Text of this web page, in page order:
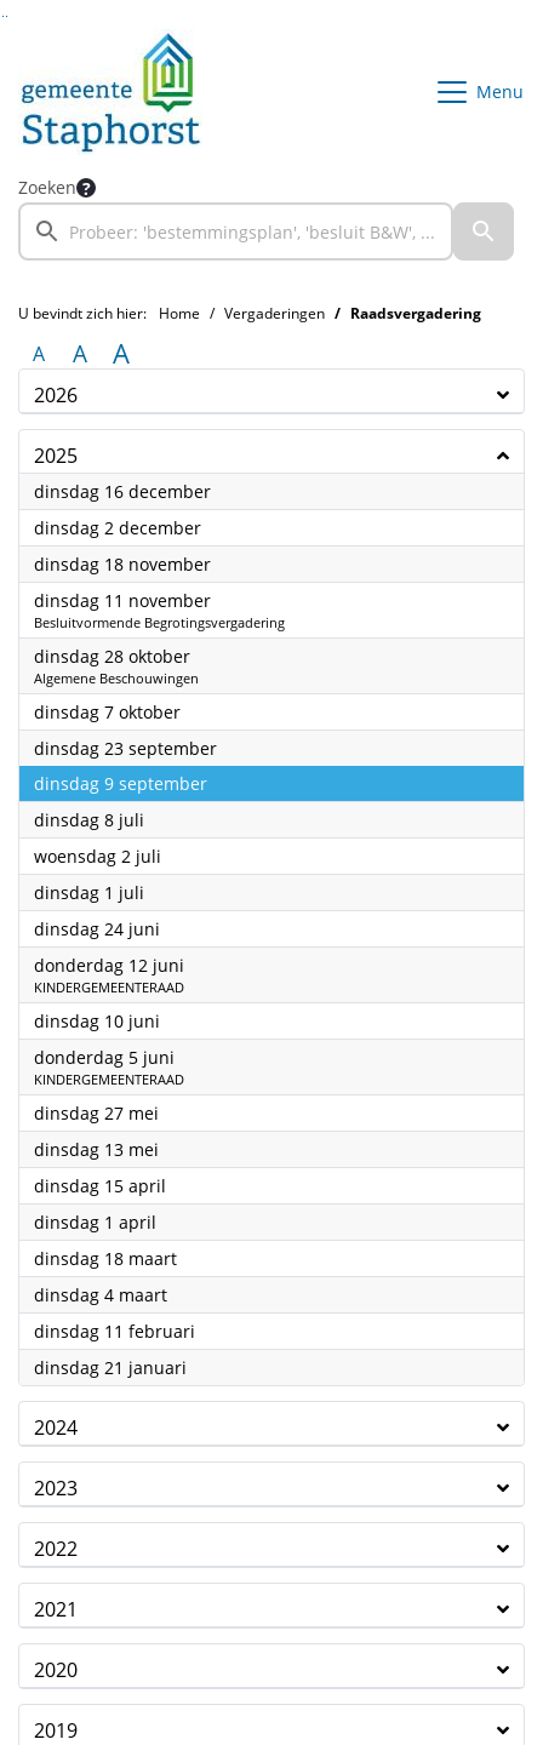
Ga naar de inhoud van deze pagina
Menu
Zoeken
U bevindt zich hier: Home Vergaderingen Raadsvergadering
A A A
2026
2025
dinsdag 16 december2025
dinsdag 2 december2025
dinsdag 18 november2025
dinsdag 11 november2025
Besluitvormende Begrotingsvergadering
dinsdag 28 oktober2025
Algemene Beschouwingen
dinsdag 7 oktober2025
dinsdag 23 september2025
dinsdag 9 september2025
dinsdag 8 juli
woensdag 2 juli
dinsdag 1 juli
dinsdag 24 juni
donderdag 12 juni
KINDERGEMEENTERAAD
dinsdag 10 juni
donderdag 5 juni
KINDERGEMEENTERAAD
dinsdag 27 mei
dinsdag 13 mei
dinsdag 15 april
dinsdag 1 april
dinsdag 18 maart2025
dinsdag 4 maart2025
dinsdag 11 februari
dinsdag 21 januari
2024
2023
2022
2021
2020
2019